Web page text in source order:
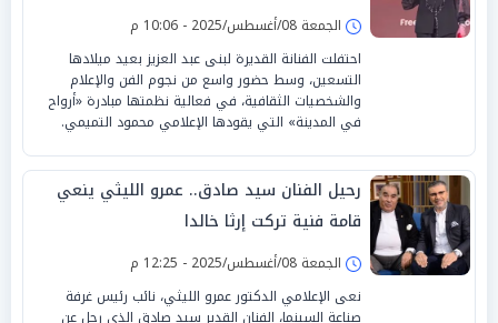
الجمعة 08/أغسطس/2025 - 10:06 م
احتفلت الفنانة القديرة لبنى عبد العزيز بعيد ميلادها
التسعين، وسط حضور واسع من نجوم الفن والإعلام
والشخصيات الثقافية، في فعالية نظمتها مبادرة «أرواح
في المدينة» التي يقودها الإعلامي محمود التميمي.
رحيل الفنان سيد صادق.. عمرو الليثي ينعي
قامة فنية تركت إرثا خالدا
الجمعة 08/أغسطس/2025 - 12:25 م
نعى الإعلامي الدكتور عمرو الليثي، نائب رئيس غرفة
صناعة السينما، الفنان القدير سيد صادق الذي رحل عن